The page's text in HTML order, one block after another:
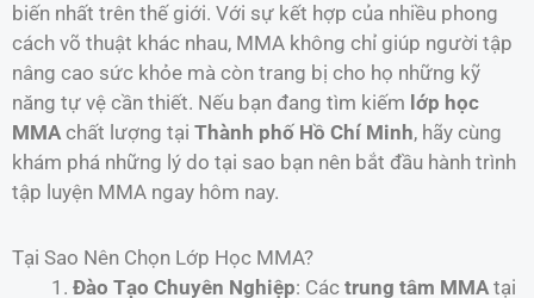
biến nhất trên thế giới. Với sự kết hợp của nhiều phong
cách võ thuật khác nhau, MMA không chỉ giúp người tập
nâng cao sức khỏe mà còn trang bị cho họ những kỹ
năng tự vệ cần thiết. Nếu bạn đang tìm kiếm lớp học
MMAchất lượng tại Thành phố Hồ Chí Minh, hãy cùng
khám phá những lý do tại sao bạn nên bắt đầu hành trình
tập luyện MMA ngay hôm nay.
Tại Sao Nên Chọn Lớp Học MMA?
Đào Tạo Chuyên Nghiệp: Các trung tâm MMA tại